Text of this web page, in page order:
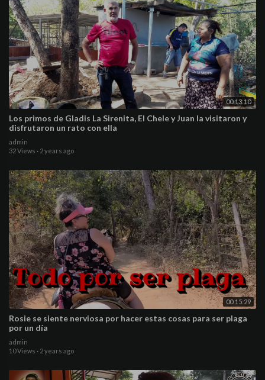
00:13:10
Los primos de Gladis La Sirenita, El Chele y Juan la visitaron y
disfrutaron un rato con ella
admin
32 Views · 2 years ago
00:15:29
Rosie se siente nerviosa por hacer estas cosas para ser plaga
por un día
admin
10 Views · 2 years ago